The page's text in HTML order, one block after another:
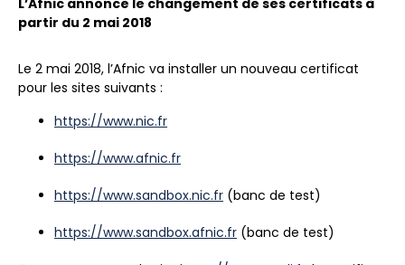
L’Afnic annonce le changement de ses certificats à
partir du 2 mai 2018
Le 2 mai 2018, l’Afnic va installer un nouveau certificat
pour les sites suivants :
https://www.nic.fr
https://www.afnic.fr
https://www.sandbox.nic.fr (banc de test)
https://www.sandbox.afnic.fr (banc de test)